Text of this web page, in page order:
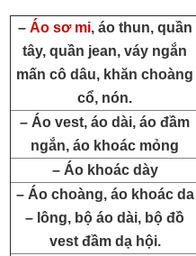
– Áo sơ mi, áo thun, quần
tây, quần jean, váy ngắn
mấn cô dâu, khăn choàng
cổ, nón.
– Áo vest, áo dài, áo đầm
ngắn, áo khoác mỏng
– Áo khoác dày
– Áo choàng, áo khoác da
– lông, bộ áo dài, bộ đồ
vest đầm dạ hội.